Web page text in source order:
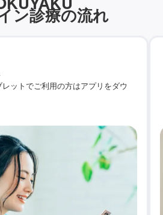
ン診療の流れ
ットでご利用の方はアプリをダウ